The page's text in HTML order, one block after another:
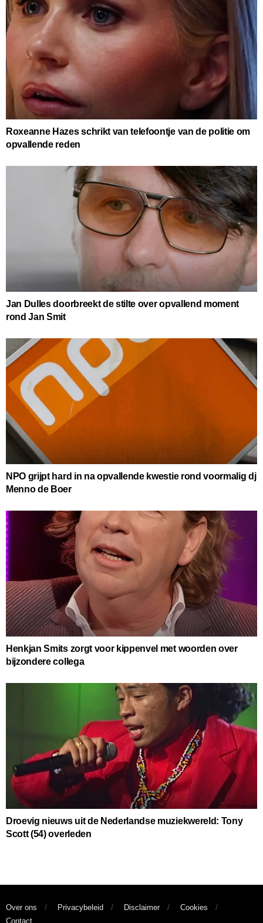
Roxeanne Hazes schrikt van telefoontje van de politie om
opvallende reden
Jan Dulles doorbreekt de stilte over opvallend moment
rond Jan Smit
NPO grijpt hard in na opvallende kwestie rond voormalig dj
Menno de Boer
Henkjan Smits zorgt voor kippenvel met woorden over
bijzondere collega
Droevig nieuws uit de Nederlandse muziekwereld: Tony
Scott (54) overleden
Over ons Privacybeleid Disclaimer
Cookies
Contact